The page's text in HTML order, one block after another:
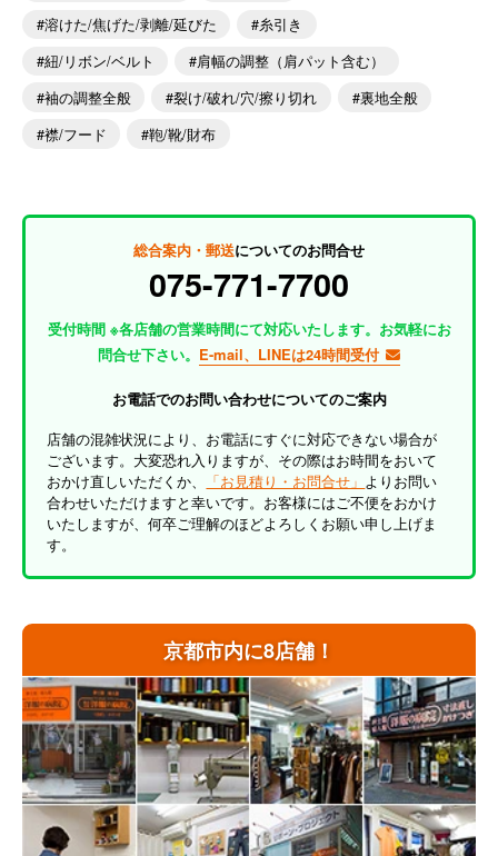
京都市内に8店舗！
溶けた/焦げた/剥離/延びた
糸引き
紐/リボン/ベルト
肩幅の調整（肩パット含む）
袖の調整全般
裂け/破れ/穴/擦り切れ
裏地全般
襟/フード
鞄/靴/財布
総合案内・郵送についてのお問合せ
075-771-7700
受付時間 ※各店舗の営業時間にて対応いたします。お気軽にお
問合せ下さい。 E-mail、LINEは24時間受付
お電話でのお問い合わせについてのご案内
店舗の混雑状況により、お電話にすぐに対応できない場合が
ございます。大変恐れ入りますが、その際はお時間をおいて
おかけ直しいただくか、
「お見積り・お問合せ」 よりお問い
合わせいただけますと幸いです。お客様にはご不便をおかけ
いたしますが、何卒ご理解のほどよろしくお願い申し上げま
す。